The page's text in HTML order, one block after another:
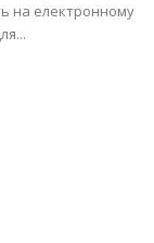
на електронному